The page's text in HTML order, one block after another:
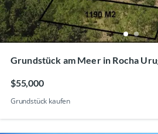
Grundstück am Meer in Rocha
$55,000
Grundstück kaufen